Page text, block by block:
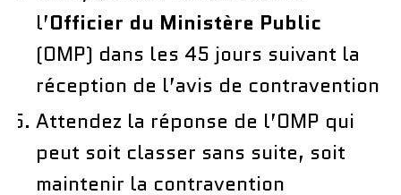
l’Officier du Ministère Public
(OMP) dans les 45 jours suivant la
réception de l’avis de contravention
Attendez la réponse de l’OMP qui
peut soit classer sans suite, soit
maintenir la contravention